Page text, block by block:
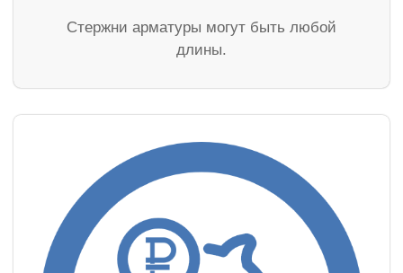
Стержни арматуры могут быть любой
длины.